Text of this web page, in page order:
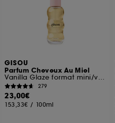
GISOU
Parfum Cheveux Au Miel
Vanilla Glaze format mini/voyage
279
23,00€
153,33€ / 100ml